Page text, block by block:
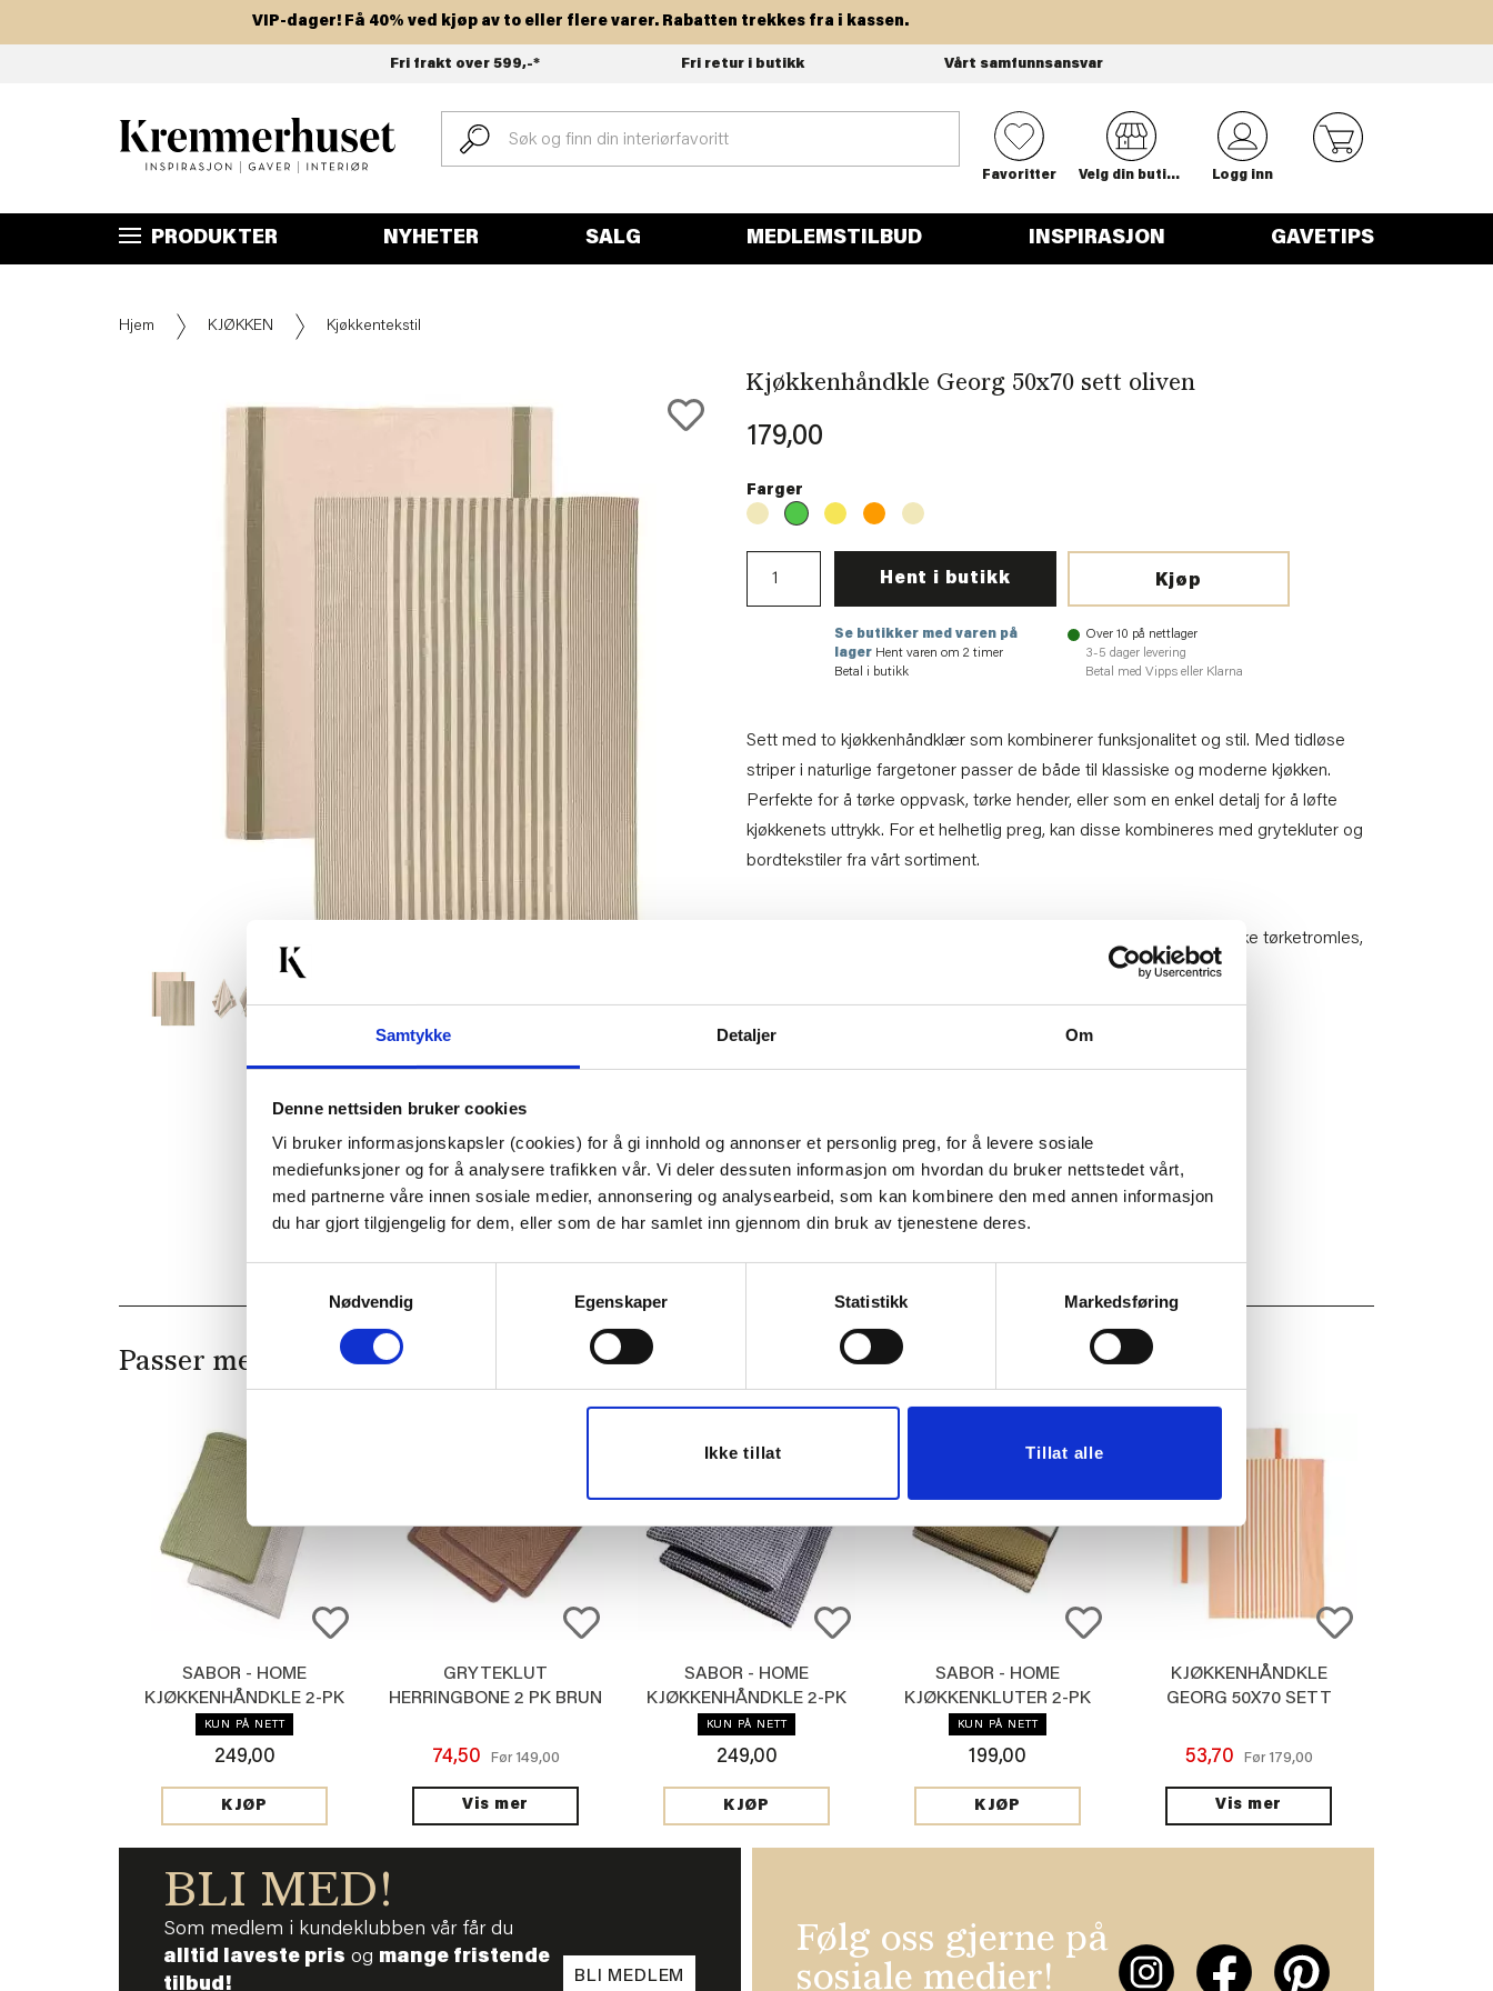
Samtykke Detaljer Om
Denne nettsiden bruker cookies
Vi bruker informasjonskapsler (cookies) for å gi innhold og annonser et personlig preg, for å levere sosiale
mediefunksjoner og for å analysere trafikken vår. Vi deler dessuten informasjon om hvordan du bruker nettstedet vårt,
med partnerne våre innen sosiale medier, annonsering og analysearbeid, som kan kombinere den med annen informasjon
du har gjort tilgjengelig for dem, eller som de har samlet inn gjennom din bruk av tjenestene deres.
Nødvendig
Egenskaper Statistikk Markedsføring
Ikke tillat Tillat alle
Hopp
VIP-dager! Få 40% ved kjøp av to eller flere varer. Rabatten trekkes fra i kassen.
Fri frakt over 599,-* Fri retur i butikk Vårt samfunnsansvar
0
Favoritter Velg din butikk Logg inn
PRODUKTER NYHETER SALG MEDLEMSTILBUD INSPIRASJON GAVETIPS
Hjem KJØKKEN Kjøkkentekstil
Kjøkkenhåndkle Georg 50x70 sett oliven
179,00
Farger
Kjøp
Hent i butikk
Over 10 på nettlager
3-5 dager levering
Betal med Vipps eller Klarna
Se butikker med varen på
lagerHent varen om 2 timer
Betal i butikk
Sett med to kjøkkenhåndklær som kombinerer funksjonalitet og stil. Med tidløse
striper i naturlige fargetoner passer de både til klassiske og moderne kjøkken.
Perfekte for å tørke oppvask, tørke hender, eller som en enkel detalj for å løfte
kjøkkenets uttrykk. For et helhetlig preg, kan disse kombineres med grytekluter og
bordtekstiler fra vårt sortiment.
Maskinvaskes på 40 grader, strykes på styrke 2, kan renses, må ikke tørketromles,
Materiale:
Tips venner om dette
Passer med
SABOR - HOME
KJØKKENHÅNDKLE 2-PK
GRØNN
KUN PÅ NETT
249,00
KJØP
GRYTEKLUT
HERRINGBONE 2 PK BRUN
74,50 Før 149,00
Vis mer
SABOR - HOME
KJØKKENHÅNDKLE 2-PK
MØRK GRÅ
KUN PÅ NETT
249,00
KJØP
SABOR - HOME
KJØKKENKLUTER 2-PK
GRØNN
KUN PÅ NETT
199,00
KJØP
KJØKKENHÅNDKLE
GEORG 50X70 SETT
53,70 Før 179,00
Vis mer
BLI MED!
Som medlem i kundeklubben vår får du
alltid laveste pris og mange fristende
tilbud!
BLI MEDLEM
Følg oss gjerne på
sosiale medier!